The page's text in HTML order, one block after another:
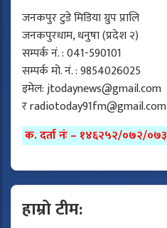
जनकपुर टुडे मिडिया ग्रुप प्रालि
जनकपुरधाम, धनुषा (प्रदेश २)
सम्पर्क नं. : 041-590101
सम्पर्क मो. नं. : 9854026025
इमेल:jtodaynews@gmail.com
रradiotoday91fm@gmail.com
क. दर्ता नंः – १४६२५२/०७२/०७३
हाम्रो टीम: